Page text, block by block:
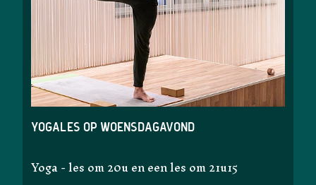
Yogales op woensdagavond
Yoga - les om 20u en een les om 21u15